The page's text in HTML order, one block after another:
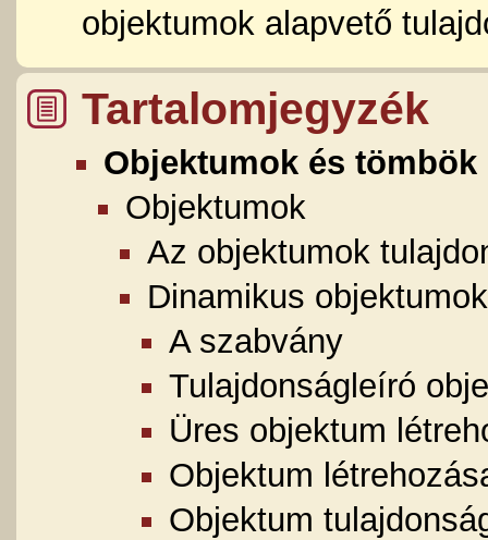
objektumok alapvető
Tartalomjegyzék
Objektumok és tömbök
Objektumok
Az objektumok
Dinamikus objektumok
A szabvány
Tulajdonságleíró
Üres objektum
Objektum
Objektum